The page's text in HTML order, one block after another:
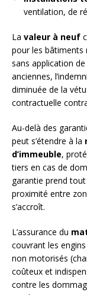
ventilation, de
La valeur à neuf
pour les bâtiments
sans application
anciennes,
diminuée de la
contractuelle
Au-delà des
peut s’étendre à la
d’immeuble,
tiers en cas de
garantie prend
proximité entre
s’accroît.
L’assurance du
couvrant les
non motorisés
coûteux et
contre les